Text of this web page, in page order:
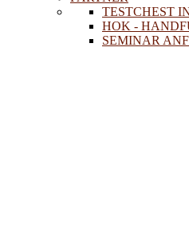
TESTCHEST
HOK -
SEMINAR